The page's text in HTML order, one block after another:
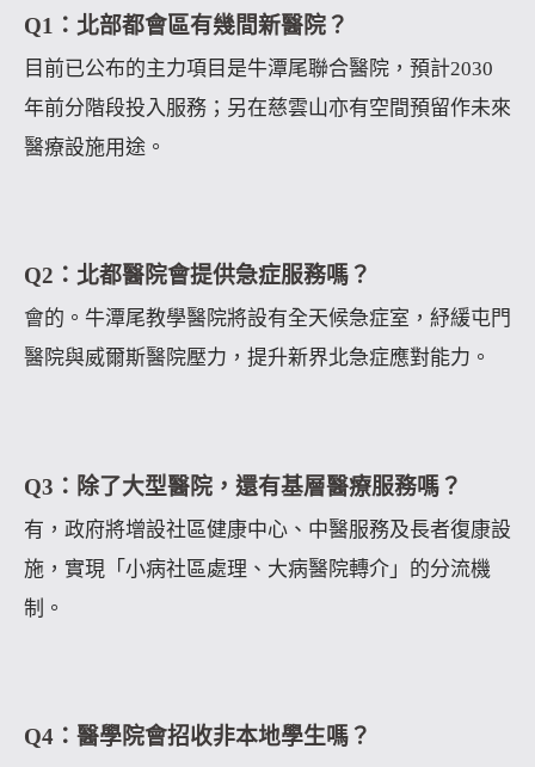
Q1：北部都會區有幾間新醫院？
目前已公布的主力項目是牛潭尾聯合醫院，預計2030
年前分階段投入服務；另在慈雲山亦有空間預留作未來
醫療設施用途。
Q2：北都醫院會提供急症服務嗎？
會的。牛潭尾教學醫院將設有全天候急症室，紓緩屯門
醫院與威爾斯醫院壓力，提升新界北急症應對能力。
Q3：除了大型醫院，還有基層醫療服務嗎？
有，政府將增設社區健康中心、中醫服務及長者復康設
施，實現「小病社區處理、大病醫院轉介」的分流機
制。
Q4：醫學院會招收非本地學生嗎？